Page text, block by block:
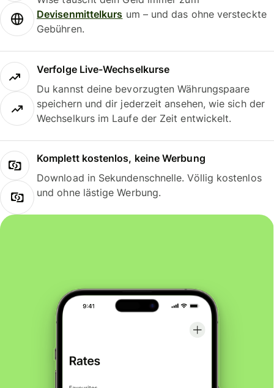
Devisenmittelkurs um – und das ohne versteckte
Gebühren.
Verfolge Live-Wechselkurse
Du kannst deine bevorzugten Währungspaare
speichern und dir jederzeit ansehen, wie sich der
Wechselkurs im Laufe der Zeit entwickelt.
Komplett kostenlos, keine Werbung
Download in Sekundenschnelle. Völlig kostenlos
und ohne lästige Werbung.